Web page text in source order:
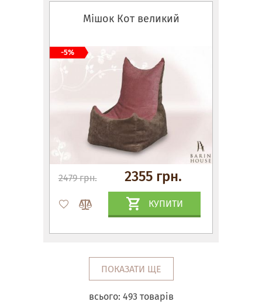
Мішок Кот великий
2479 грн. 2355 грн.
КУПИТИ
-5%
ПОКАЗАТИ ЩЕ
всього: 493 товарів